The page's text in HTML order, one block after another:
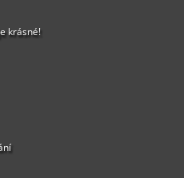
je 5 z 5 hvězdiček.
krásné!
je 5 z 5 hvězdiček.